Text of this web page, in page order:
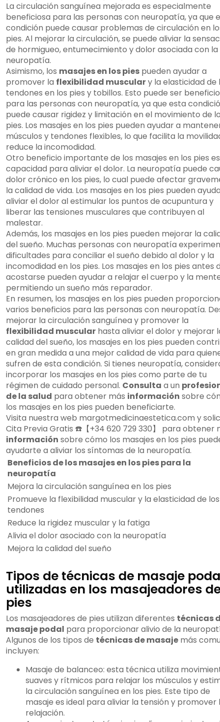
La circulación sanguínea mejorada es especialmente
beneficiosa para las personas con neuropatía, ya que
condición puede causar problemas de circulación en
pies. Al mejorar la circulación, se puede aliviar la
de hormigueo, entumecimiento y dolor asociada con la
neuropatía.
Asimismo, los masajes en los pies pueden ayudar a
promover la flexibilidad musculary la elasticidad de
tendones en los pies y tobillos. Esto puede ser
para las personas con neuropatía, ya que esta
puede causar rigidez y limitación en el movimiento de
pies. Los masajes en los pies pueden ayudar a
músculos y tendones flexibles, lo que facilita la
reduce la incomodidad.
Otro beneficio importante de los masajes en los pies
capacidad para aliviar el dolor. La neuropatía puede
dolor crónico en los pies, lo cual puede afectar
la calidad de vida. Los masajes en los pies pueden
aliviar el dolor al estimular los puntos de acupuntura y
liberar las tensiones musculares que contribuyen al
malestar.
Además, los masajes en los pies pueden mejorar la
del sueño. Muchas personas con neuropatía
dificultades para conciliar el sueño debido al dolor y la
incomodidad en los pies. Los masajes en los pies antes
acostarse pueden ayudar a relajar el cuerpo y la
permitiendo un sueño más reparador.
En resumen, los masajes en los pies pueden
varios beneficios para las personas con neuropatía.
mejorar la circulación sanguínea y promover la
flexibilidad muscular hasta aliviar el dolor y mejorar
calidad del sueño, los masajes en los pies pueden
en gran medida a una mejor calidad de vida para
sufren de esta condición. Si tienes neuropatía,
incorporar los masajes en los pies como parte de tu
régimen de cuidado personal. Consulta a un
de la salud para obtener más información sobre
los masajes en los pies pueden beneficiarte.
Visita nuestra web margotmedicinaestetica.com y
Cita Previa Gratis ☎️【+34 620 729 330】 para obtener
información sobre cómo los masajes en los pies
ayudarte a aliviar los síntomas de la neuropatía.
Beneficios de los masajes en los pies para la
neuropatía
Mejora la circulación sanguínea en los pies
Promueve la flexibilidad muscular y la elasticidad de los
tendones
Reduce la rigidez muscular y la fatiga
Alivia el dolor asociado con la neuropatía
Mejora la calidad del sueño
Tipos de técnicas de masaje
utilizadas en los masajeadores
pies
Los masajeadores de pies utilizan diferentes técnicas
masaje podal para proporcionar alivio de la
Algunos de los tipos de técnicas de masaje más
incluyen:
Masaje de balanceo: esta técnica utiliza
suaves y rítmicos para relajar los músculos y
la circulación sanguínea en los pies. Este tipo de
masaje es ideal para aliviar la tensión y promover
relajación.